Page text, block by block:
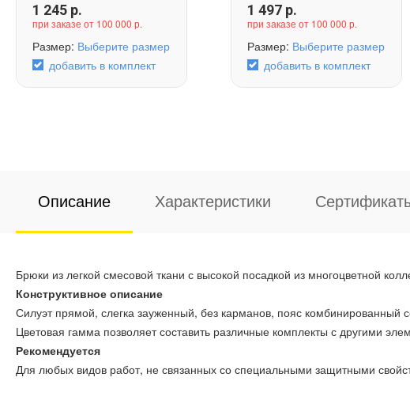
1 245 р.
при заказе от 100 000 р.
Размер: Выберите размер
добавить в комплект
1 497р.
при заказе от 100 000 р.
Размер: Выберите размер
добавить в комплект
Описание Характеристики
Брюки из легкой смесовой ткани с высокой посадкой из многоцветной
Конструктивное описание
Силуэт прямой, слегка зауженный, без карманов, пояс комбинированный
Цветовая гамма позволяет составить различные комплекты с другими
Рекомендуется
Для любых видов работ, не связанных со специальными защитными